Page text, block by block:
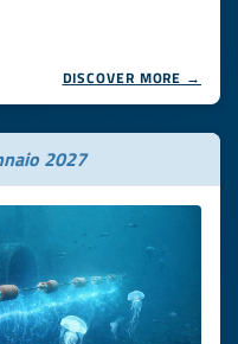
DISCOVER MORE →
2027